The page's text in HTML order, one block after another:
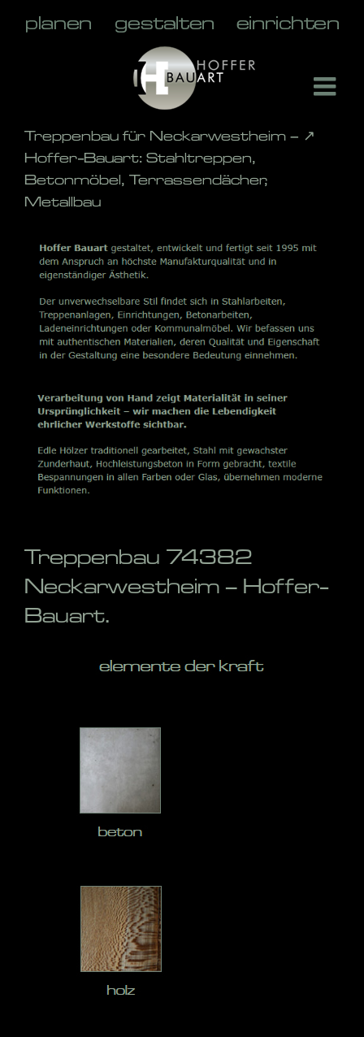
Treppenbau für Neckarwestheim – ↗️
Hoffer-Bauart: Stahltreppen,
Betonmöbel, Terrassendächer,
Metallbau
Treppenbau 74382
Neckarwestheim – Hoffer-
Bauart.